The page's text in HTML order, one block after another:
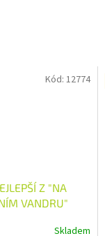
Z "NA
VANDRU"
Skladem
Kód: 12774